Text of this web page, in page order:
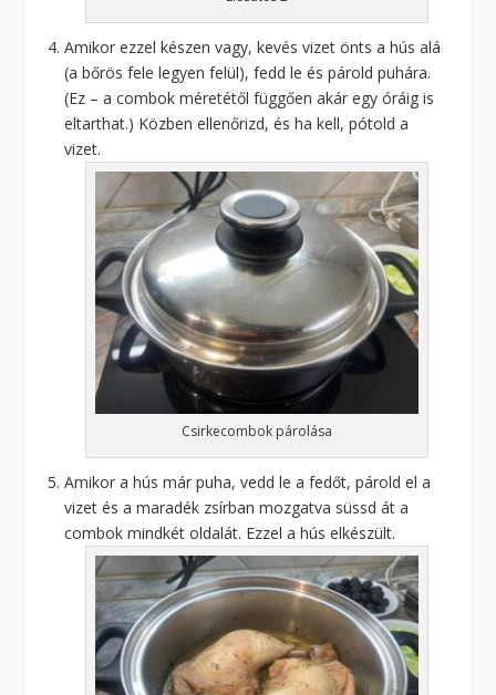
Amikor ezzel készen vagy, kevés vizet önts a hús alá
(a bőrös fele legyen felül), fedd le és párold puhára.
(Ez – a combok méretétől függően akár egy óráig is
eltarthat.) Közben ellenőrizd, és ha kell, pótold a
vizet.
Csirkecombok párolása
Amikor a hús már puha, vedd le a fedőt, párold el a
vizet és a maradék zsírban mozgatva süssd át a
combok mindkét oldalát. Ezzel a hús elkészült.